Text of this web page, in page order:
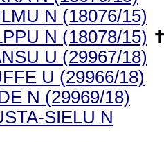
N (18076/15)
N (18078/15)
U (29967/18)
U (29966/18)
N (29969/18)
SIELU N